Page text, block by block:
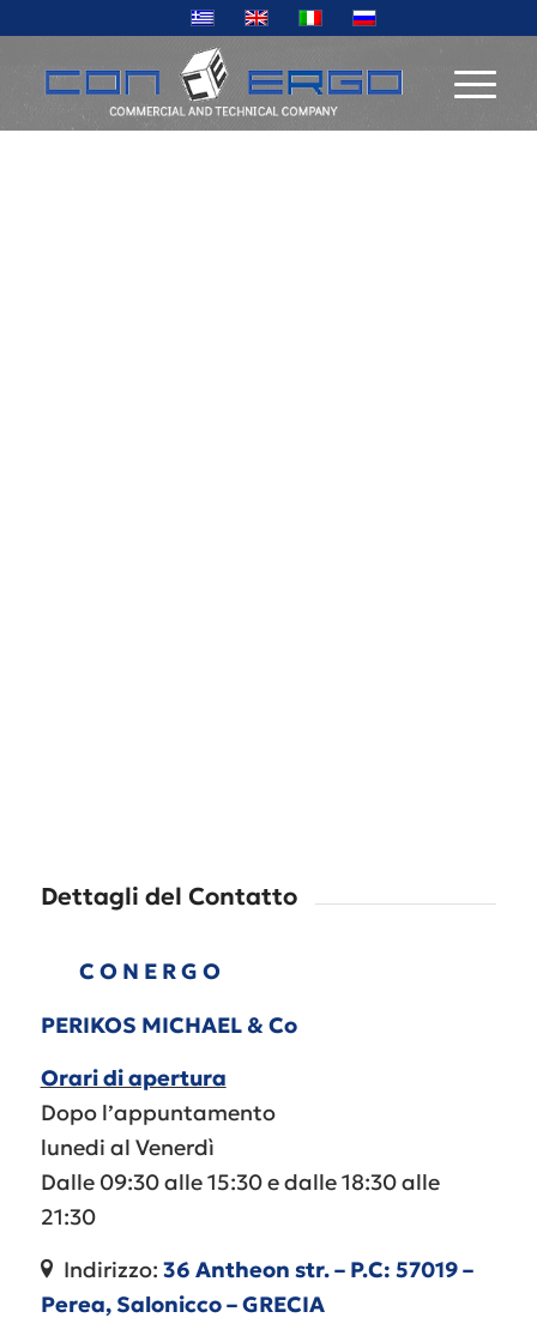
Dettagli del Contatto
C O N E R G O
PERIKOS MICHAEL & Co
Orari di apertura
Dopo l’appuntamento
lunedi al Venerdì
Dalle 09:30 alle 15:30 e dalle 18:30 alle
21:30
Indirizzo: 36 Antheon str. – P.C: 57019 –
Perea, Salonicco – GRECIA